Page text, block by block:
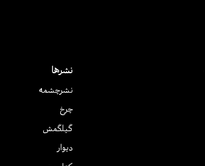
نشرها
نشر‌چشمه
چرخ
گیلگمش
دیوار